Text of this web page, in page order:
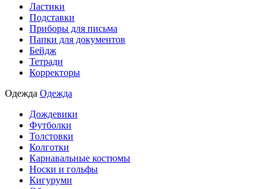
Ластики
Подставки
Приборы для письма
Папки для документов
Бейдж
Тетради
Корректоры
Одежда Одежда
Дождевики
Футболки
Толстовки
Колготки
Карнавальные костюмы
Носки и гольфы
Кигуруми